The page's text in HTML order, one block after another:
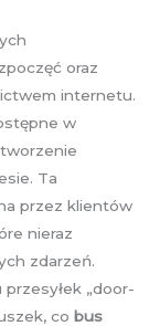
oraz
internetu.
w
Ta
przez klientów
nieraz
zdarzeń.
„door-
co bus